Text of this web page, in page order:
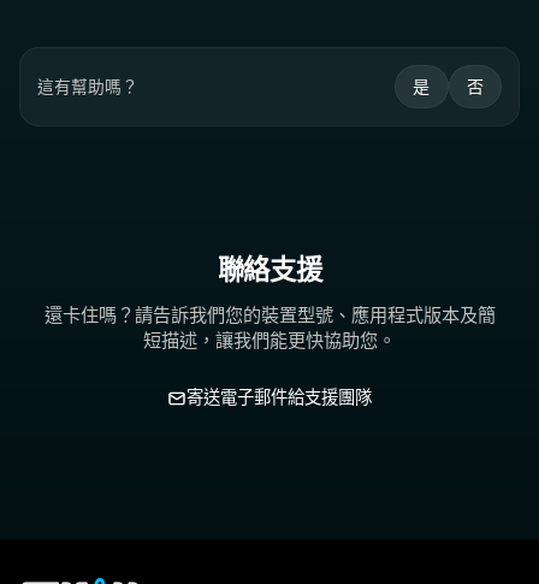
這有幫助嗎？ 是 否
聯絡支援
還卡住嗎？請告訴我們您的裝置型號、應用程式版本及簡
短描述，讓我們能更快協助您。
寄送電子郵件給支援團隊